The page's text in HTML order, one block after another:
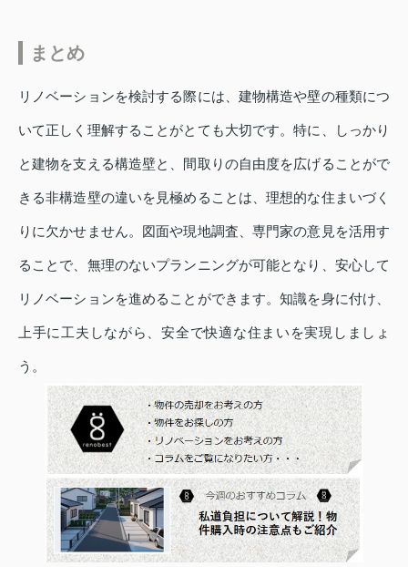
まとめ
リノベーションを検討する際には、建物構造や壁の種類につ
いて正しく理解することがとても大切です。特に、しっかり
と建物を支える構造壁と、間取りの自由度を広げることがで
きる非構造壁の違いを見極めることは、理想的な住まいづく
りに欠かせません。図面や現地調査、専門家の意見を活用す
ることで、無理のないプランニングが可能となり、安心して
リノベーションを進めることができます。知識を身に付け、
上手に工夫しながら、安全で快適な住まいを実現しましょ
う。